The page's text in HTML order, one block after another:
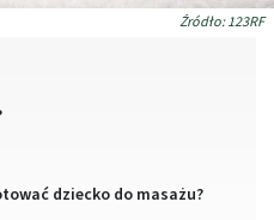
Źródło: 123RF
dziecko do masażu?